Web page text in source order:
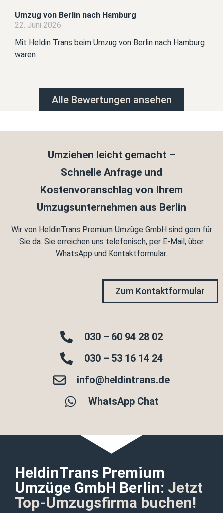
Umzug von Berlin nach Hamburg
22. Juni 2026
Mit Heldin Trans beim Umzug von Berlin nach Hamburg
waren
Alle Bewertungen ansehen
Umziehen leicht gemacht –
Schnelle Anfrage und
Kostenvoranschlag von Ihrem
Umzugsunternehmen aus Berlin
Wir von HeldinTrans Premium Umzüge GmbH sind gern für
Sie da. Sie erreichen uns telefonisch, per E-Mail, über
WhatsApp und Kontaktformular.
Zum Kontaktformular
030 – 60 94 28 02
030 – 53 16 14 24
info@heldintrans.de
WhatsApp Chat
HeldinTrans Premium
Umzüge GmbH Berlin: Jetzt
Top-Umzugsfirma buchen!